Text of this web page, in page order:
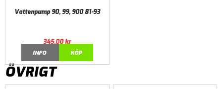
Vattenpump 90, 99, 900 81-93
345,00kr
INFO
KÖP
ÖVRIGT